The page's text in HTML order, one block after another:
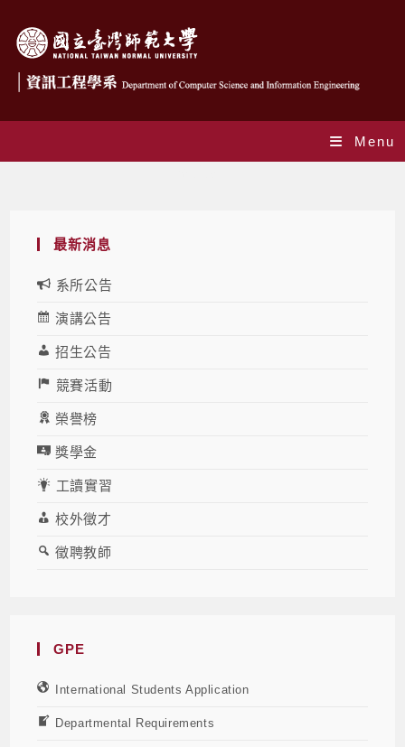
Menu
最新消息
系所公告
演講公告
招生公告
競賽活動
榮譽榜
獎學金
工讀實習
校外徵才
徵聘教師
GPE
International Students Application
Departmental Requirements